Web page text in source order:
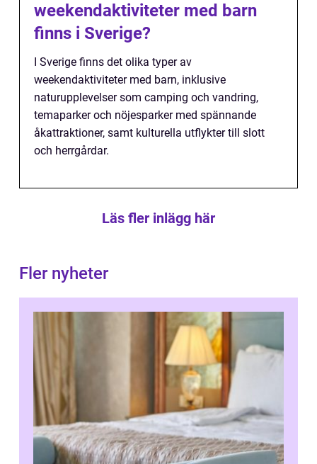
weekendaktiviteter med barn
finns i Sverige?
I Sverige finns det olika typer av
weekendaktiviteter med barn, inklusive
naturupplevelser som camping och vandring,
temaparker och nöjesparker med spännande
åkattraktioner, samt kulturella utflykter till slott
och herrgårdar.
Läs fler inlägg här
Fler nyheter